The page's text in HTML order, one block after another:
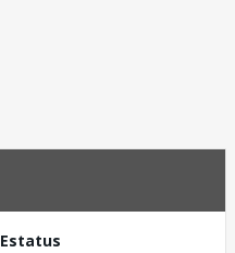
Estatus